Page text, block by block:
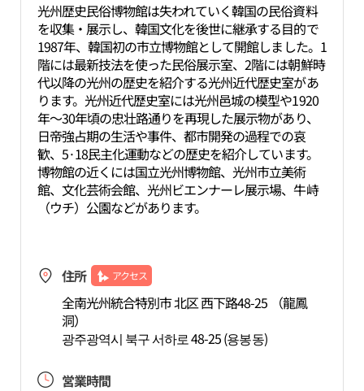
光州歴史民俗博物館は失われていく韓国の民俗資料
を収集・展示し、韓国文化を後世に継承する目的で
1987年、韓国初の市立博物館として開館しました。1
階には最新技法を使った民俗展示室、2階には朝鮮時
代以降の光州の歴史を紹介する光州近代歴史室があ
ります。光州近代歴史室には光州邑城の模型や1920
年～30年頃の忠壮路通りを再現した展示物があり、
日帝強占期の生活や事件、都市開発の過程での哀
歓、5·18民主化運動などの歴史を紹介しています。
博物館の近くには国立光州博物館、光州市立美術
館、文化芸術会館、光州ビエンナーレ展示場、牛峙
（ウチ）公園などがあります。
住所 アクセス
全南光州統合特別市 北区 西下路48-25 （龍鳳
洞）
광주광역시 북구 서하로 48-25 (용봉동)
営業時間